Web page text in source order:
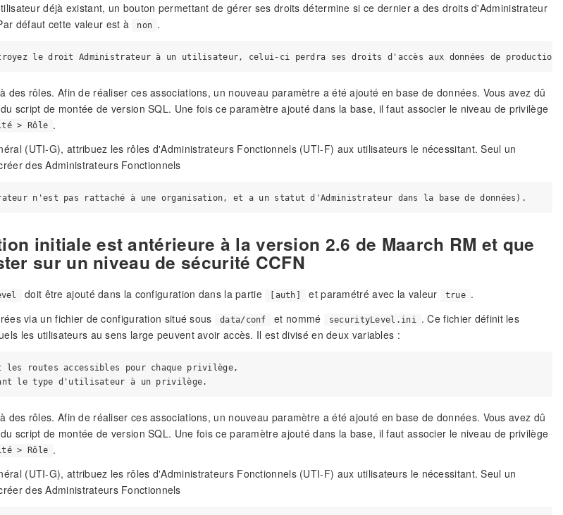
déjà existant, un bouton permettant de gérer ses droits détermine si ce dernier a des droits d'Administrateur
défaut cette valeur est à
non .
des rôles. Afin de réaliser ces associations, un nouveau paramètre a été ajouté en base de données. Vous avez dû
script de montée de version SQL. Une fois ce paramètre ajouté dans la base, il faut associer le niveau de privilège
> Rôle .
(UTI-G), attribuez les rôles d'Administrateurs Fonctionnels (UTI-F) aux utilisateurs le nécessitant. Seul un
des Administrateurs Fonctionnels
initiale est antérieure à la version 2.6 de Maarch RM et que
sur un niveau de sécurité CCFN
doit être ajouté dans la configuration dans la partie [auth] et paramétré avec la valeur true .
via un fichier de configuration situé sous
data/conf et nommé securityLevel.ini . Ce fichier définit les
les utilisateurs au sens large peuvent avoir accès. Il est divisé en deux variables :
routes accessibles pour chaque privilège,
des rôles. Afin de réaliser ces associations, un nouveau paramètre a été ajouté en base de données. Vous avez dû
script de montée de version SQL. Une fois ce paramètre ajouté dans la base, il faut associer le niveau de privilège
> Rôle .
(UTI-G), attribuez les rôles d'Administrateurs Fonctionnels (UTI-F) aux utilisateurs le nécessitant. Seul un
des Administrateurs Fonctionnels